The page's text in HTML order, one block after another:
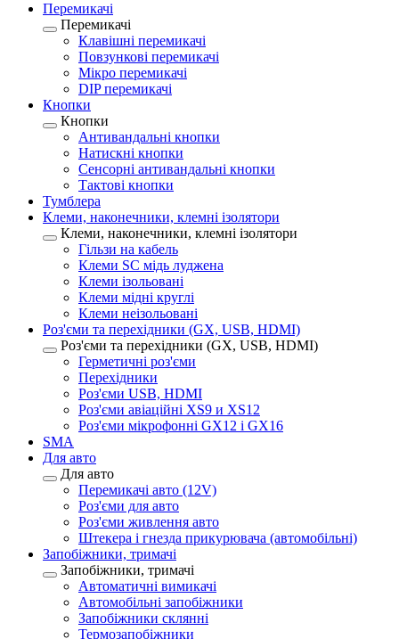
Перемикачі
Перемикачі
Клавішні перемикачі
Повзункові перемикачі
Мікро перемикачі
DIP перемикачі
Кнопки
Кнопки
Антивандальні кнопки
Натискні кнопки
Сенсорні антивандальні кнопки
Тактові кнопки
Тумблера
Клеми, наконечники, клемні ізолятори
Клеми, наконечники, клемні ізолятори
Гільзи на кабель
Клеми SC мідь луджена
Клеми ізольовані
Клеми мідні круглі
Клеми неізольовані
Роз'єми та перехідники (GX, USB, HDMI)
Роз'єми та перехідники (GX, USB, HDMI)
Герметичні роз'єми
Перехідники
Роз'єми USB, HDMI
Роз'єми авіаційні XS9 и XS12
Роз'єми мікрофонні GX12 і GX16
SMA
Для авто
Для авто
Перемикачі авто (12V)
Роз'єми для авто
Роз'єми живлення авто
Штекера і гнезда прикурювача (автомобільні)
Запобіжники, тримачі
Запобіжники, тримачі
Автоматичні вимикачі
Автомобільні запобіжники
Запобіжники склянні
Термозапобіжники